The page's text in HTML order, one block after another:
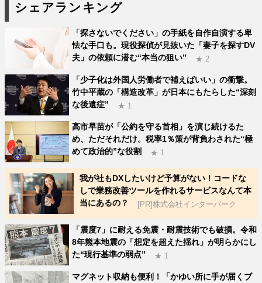
シェアランキング
「探さないでください」の手紙を自作自演する卑
怯な手口も。現役探偵が見抜いた「妻子を探すDV
夫」の依頼に潜む“本当の狙い”
★ 2
「少子化は外国人労働者で補えばいい」の衝撃。
竹中平蔵の「構造改革」が日本にもたらした“深刻
な後遺症”
★ 1
高市早苗が「公約を守る首相」を演じ続けるた
め、ただそれだけ。税率1％策が背負わされた“極
めて政治的”な役割
★ 1
我が社もDXしたいけど予算がない！コードな
しで業務改善ツールを作れるサービスなんて本
当にあるの？
[PR]株式会社インターパーク
「震度7」に耐える免震・耐震技術でも破損。令和
8年熊本地震の「想定を超えた揺れ」が明らかにし
た“現行基準の弱点”
★ 1
マグネット収納も便利！「かゆい所に手が届くブ